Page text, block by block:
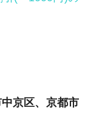
京区、京都市